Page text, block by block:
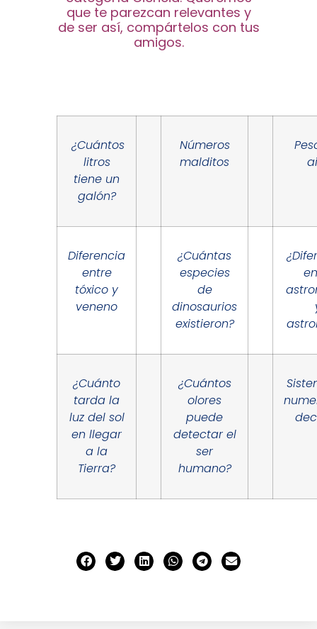
que te parezcan relevantes y
de ser así, compártelos con tus
amigos.
¿Cuántos
litros
tiene un
galón?
Números
malditos
Diferencia
entre
tóxico y
veneno
¿Cuántas
especies
de
dinosaurios
existieron?
¿Cuánto
tarda la
luz del sol
en llegar
a la
Tierra?
¿Cuántos
olores
puede
detectar el
ser
humano?